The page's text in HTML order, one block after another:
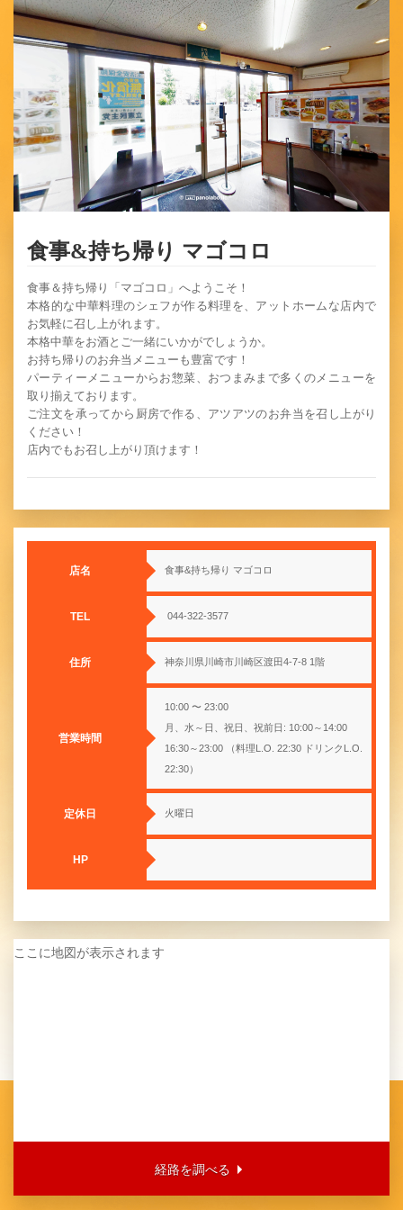
食事&持ち帰り マゴコロ
食事＆持ち帰り「マゴコロ」へようこそ！
本格的な中華料理のシェフが作る料理を、アットホームな店内で
お気軽に召し上がれます。
本格中華をお酒とご一緒にいかがでしょうか。
お持ち帰りのお弁当メニューも豊富です！
パーティーメニューからお惣菜、おつまみまで多くのメニューを
取り揃えております。
ご注文を承ってから厨房で作る、アツアツのお弁当を召し上がり
ください！
店内でもお召し上がり頂けます！
店名 食事&持ち帰り マゴコロ
TEL 044-322-3577
住所 神奈川県川崎市川崎区渡田4-7-8 1階
営業時間
10:00 〜 23:00
月、水～日、祝日、祝前日: 10:00～14:00
16:30～23:00 （料理L.O. 22:30 ドリンクL.O.
22:30）
定休日 火曜日
HP
ここに地図が表示されます
経路を調べる